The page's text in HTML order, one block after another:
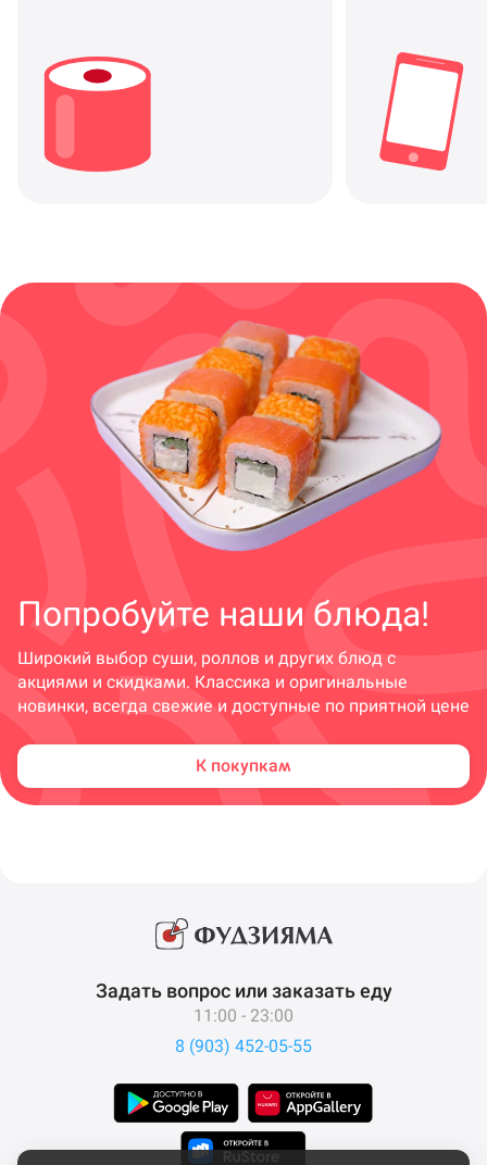
Попробуйте наши блюда!
Широкий выбор суши, роллов и других блюд с
акциями и скидками. Классика и оригинальные
новинки, всегда свежие и доступные по приятной цене
К покупкам
Задать вопрос или заказать еду
11:00 - 23:00
8 (903) 452-05-55